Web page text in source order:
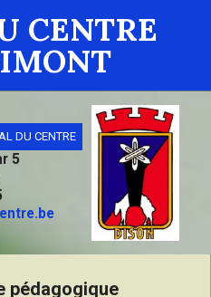
CENTRE
DU CENTRE
5
pédagogique